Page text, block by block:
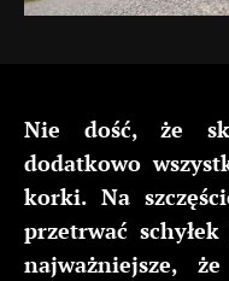
Nie dość, że
dodatkowo
korki. Na
przetrwać
najważniejsze,